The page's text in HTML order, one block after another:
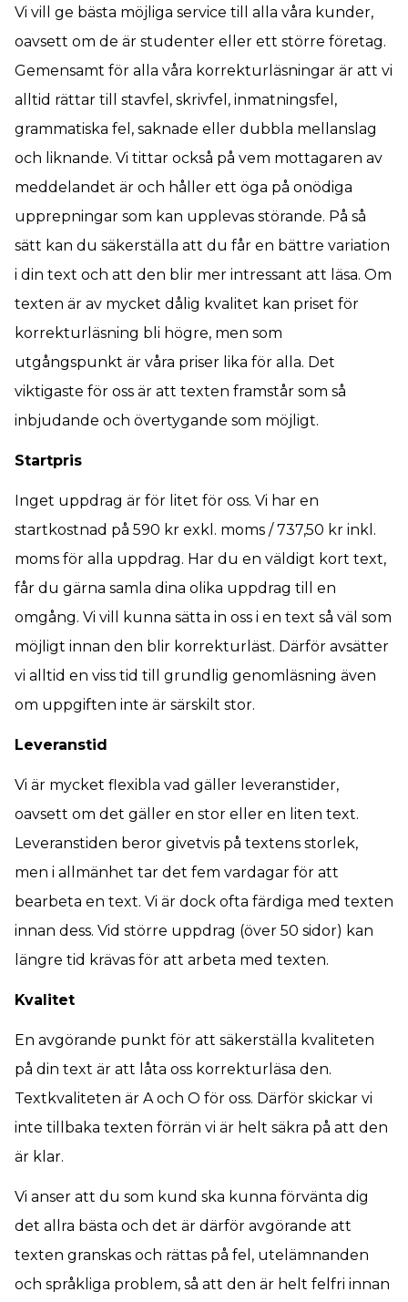
Vi vill ge bästa möjliga service till alla våra kunder,
oavsett om de är studenter eller ett större företag.
Gemensamt för alla våra korrekturläsningar är att vi
alltid rättar till stavfel, skrivfel, inmatningsfel,
grammatiska fel, saknade eller dubbla mellanslag
och liknande. Vi tittar också på vem mottagaren av
meddelandet är och håller ett öga på onödiga
upprepningar som kan upplevas störande. På så
sätt kan du säkerställa att du får en bättre variation
i din text och att den blir mer intressant att läsa. Om
texten är av mycket dålig kvalitet kan priset för
korrekturläsning bli högre, men som
utgångspunkt är våra priser lika för alla. Det
viktigaste för oss är att texten framstår som så
inbjudande och övertygande som möjligt.
Startpris
Inget uppdrag är för litet för oss. Vi har en
startkostnad på 590 kr exkl. moms / 737,50 kr inkl.
moms för alla uppdrag. Har du en väldigt kort text,
får du gärna samla dina olika uppdrag till en
omgång. Vi vill kunna sätta in oss i en text så väl som
möjligt innan den blir korrekturläst. Därför avsätter
vi alltid en viss tid till grundlig genomläsning även
om uppgiften inte är särskilt stor.
Leveranstid
Vi är mycket flexibla vad gäller leveranstider,
oavsett om det gäller en stor eller en liten text.
Leveranstiden beror givetvis på textens storlek,
men i allmänhet tar det fem vardagar för att
bearbeta en text. Vi är dock ofta färdiga med texten
innan dess. Vid större uppdrag (över 50 sidor) kan
längre tid krävas för att arbeta med texten.
Kvalitet
En avgörande punkt för att säkerställa kvaliteten
på din text är att låta oss korrekturläsa den.
Textkvaliteten är A och O för oss. Därför skickar vi
inte tillbaka texten förrän vi är helt säkra på att den
är klar.
Vi anser att du som kund ska kunna förvänta dig
det allra bästa och det är därför avgörande att
texten granskas och rättas på fel, utelämnanden
och språkliga problem, så att den är helt felfri innan